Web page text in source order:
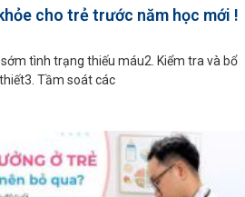
cho trẻ trước năm học mới !
sớm tình trạng thiếu máu2. Kiểm tra và bổ
Tầm soát các